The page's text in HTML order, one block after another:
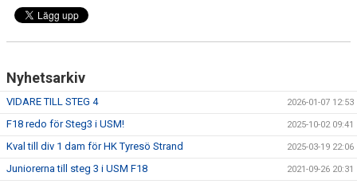
Nyhetsarkiv
VIDARE TILL STEG 4 2026-01-07 12:53
F18 redo för Steg3 i USM! 2025-10-02 09:41
Kval till div 1 dam för HK Tyresö Strand 2025-03-19 22:06
Juniorerna till steg 3 i USM F18 2021-09-26 20:31